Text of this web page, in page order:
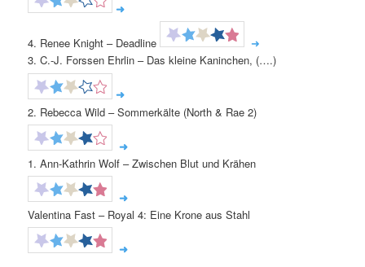
➜
4. Renee Knight – Deadline
➜
3. C.-J. Forssen Ehrlin – Das kleine Kaninchen, (….)
➜
2. Rebecca Wild – Sommerkälte (North & Rae 2)
➜
1. Ann-Kathrin Wolf – Zwischen Blut und Krähen
➜
Valentina Fast – Royal 4: Eine Krone aus Stahl
➜